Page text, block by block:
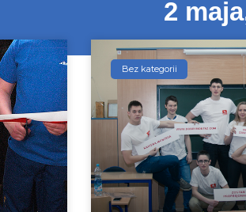
2
Bez kategorii